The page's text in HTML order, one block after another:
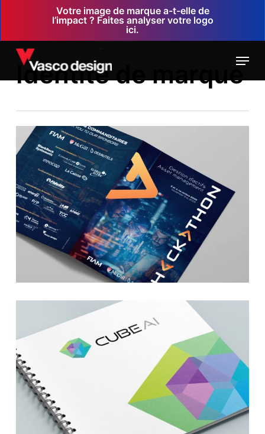
main
content
Votre image de marque a-t-elle de
l’impact ? Faites analyser votre logo
ici.
Menu
Identité de marque